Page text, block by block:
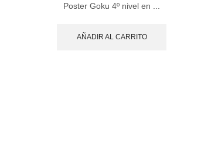
Poster Goku 4º nivel en ...
AÑADIR AL CARRITO